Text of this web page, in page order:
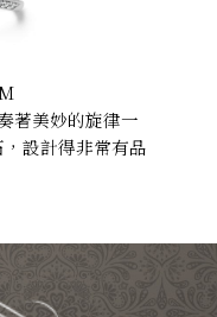
著美妙的旋律一
設計得非常有品